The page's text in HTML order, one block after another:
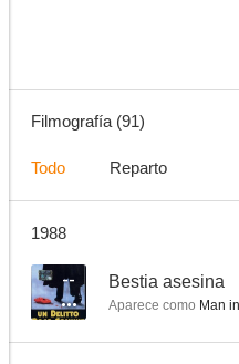
Filmografía (91)
Todo Reparto
1988
-- Bestia asesina
Aparece como Man in